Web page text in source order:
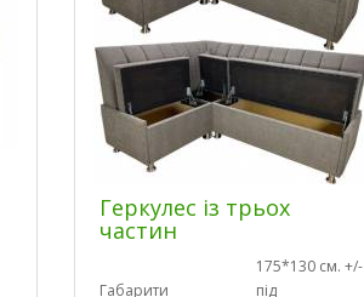
Геркулес із трьох
частин
Габарити
175*130 см. +/-
під